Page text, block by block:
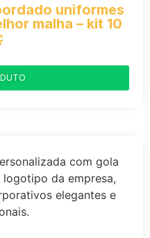
uniformes
malha – kit 10